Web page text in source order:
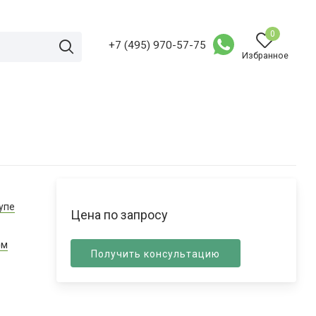
+7 (495) 970-57-75
0
Избранное
Цена по запросу
Получить консультацию